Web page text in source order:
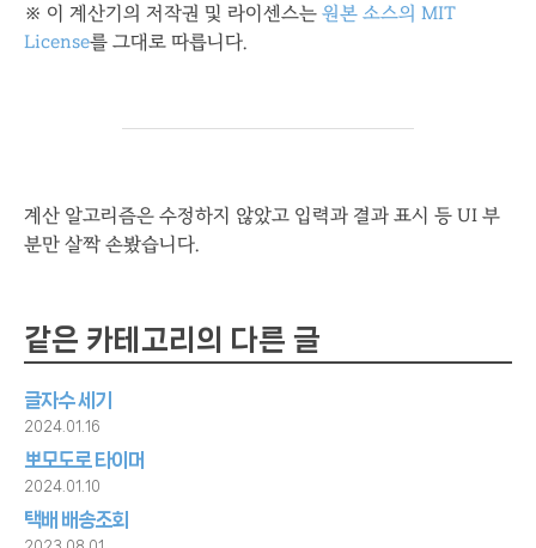
※ 이 계산기의 저작권 및 라이센스는 원본 소스의 MIT
License를 그대로 따릅니다.
계산 알고리즘은 수정하지 않았고 입력과 결과 표시 등 UI 부
분만 살짝 손봤습니다.
같은 카테고리의 다른 글
글자수 세기
2024.01.16
뽀모도로 타이머
2024.01.10
택배 배송조회